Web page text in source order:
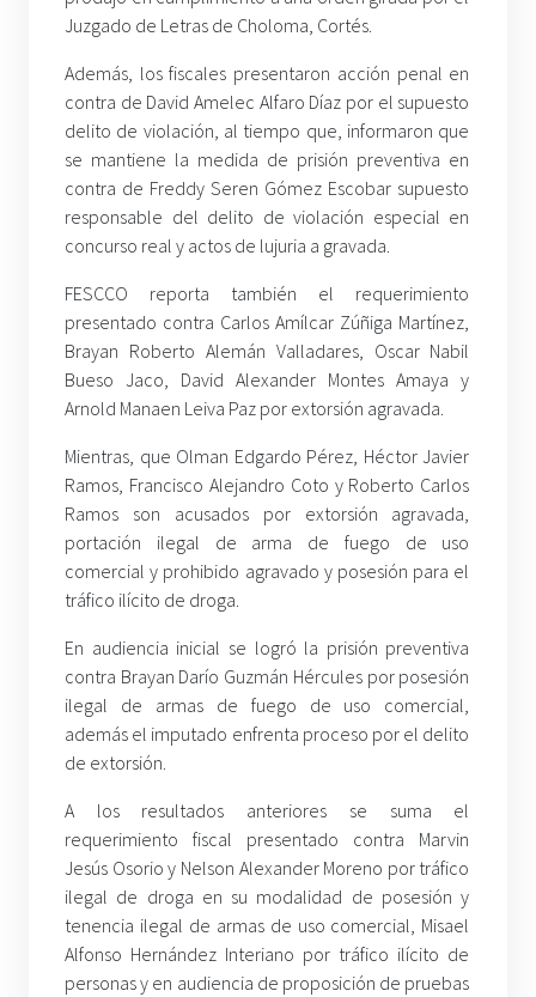
Juzgado de Letras de Choloma, Cortés.
Además, los fiscales presentaron acción penal en
contra de David Amelec Alfaro Díaz por el supuesto
delito de violación, al tiempo que, informaron que
se mantiene la medida de prisión preventiva en
contra de Freddy Seren Gómez Escobar supuesto
responsable del delito de violación especial en
concurso real y actos de lujuria a gravada.
FESCCO reporta también el requerimiento
presentado contra Carlos Amílcar Zúñiga Martínez,
Brayan Roberto Alemán Valladares, Oscar Nabil
Bueso Jaco, David Alexander Montes Amaya y
Arnold Manaen Leiva Paz por extorsión agravada.
Mientras, que Olman Edgardo Pérez, Héctor Javier
Ramos, Francisco Alejandro Coto y Roberto Carlos
Ramos son acusados por extorsión agravada,
portación ilegal de arma de fuego de uso
comercial y prohibido agravado y posesión para el
tráfico ilícito de droga.
En audiencia inicial se logró la prisión preventiva
contra Brayan Darío Guzmán Hércules por posesión
ilegal de armas de fuego de uso comercial,
además el imputado enfrenta proceso por el delito
de extorsión.
A los resultados anteriores se suma el
requerimiento fiscal presentado contra Marvin
Jesús Osorio y Nelson Alexander Moreno por tráfico
ilegal de droga en su modalidad de posesión y
tenencia ilegal de armas de uso comercial, Misael
Alfonso Hernández Interiano por tráfico ilícito de
personas y en audiencia de proposición de pruebas